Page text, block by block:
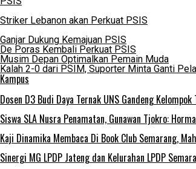
Striker Lebanon akan Perkuat PSIS
Ganjar Dukung Kemajuan PSIS
De Poras Kembali Perkuat PSIS
Musim Depan Optimalkan Pemain Muda
Kalah 2-0 dari PSIM, Suporter Minta Ganti
Kampus
Dosen D3 Budi Daya Ternak UNS Gandeng
Siswa SLA Nusra Penamatan, Gunawan Tjokro:
Kaji Dinamika Membaca Di Book Club Semarang,
Sinergi MG LPDP Jateng dan Kelurahan LPDP